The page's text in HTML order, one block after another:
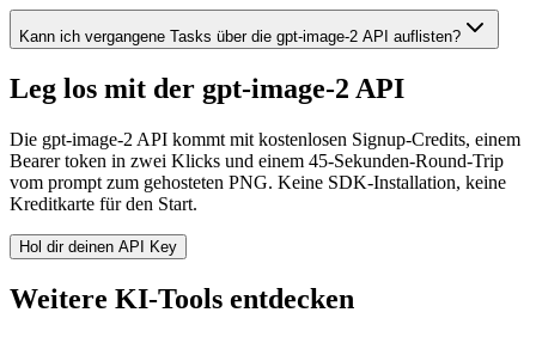
Kann ich vergangene Tasks über die gpt-image-2 API auflisten?
Leg los mit der gpt-image-2 API
Die gpt-image-2 API kommt mit kostenlosen Signup-Credits, einem
Bearer token in zwei Klicks und einem 45-Sekunden-Round-Trip
vom prompt zum gehosteten PNG. Keine SDK-Installation, keine
Kreditkarte für den Start.
Hol dir deinen API Key
Weitere KI-Tools entdecken